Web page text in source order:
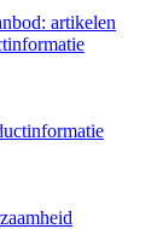
artikelen